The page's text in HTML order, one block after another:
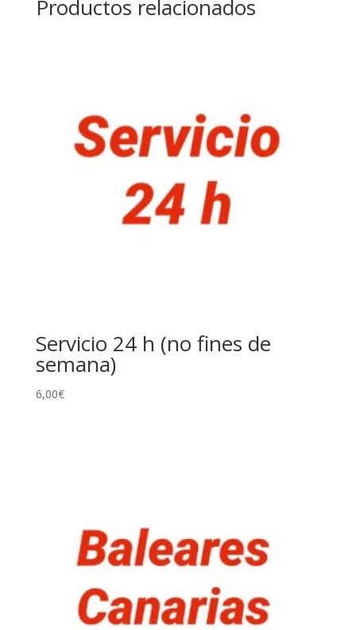
Productos relacionados
Servicio 24 h (no fines de
semana)
6,00€